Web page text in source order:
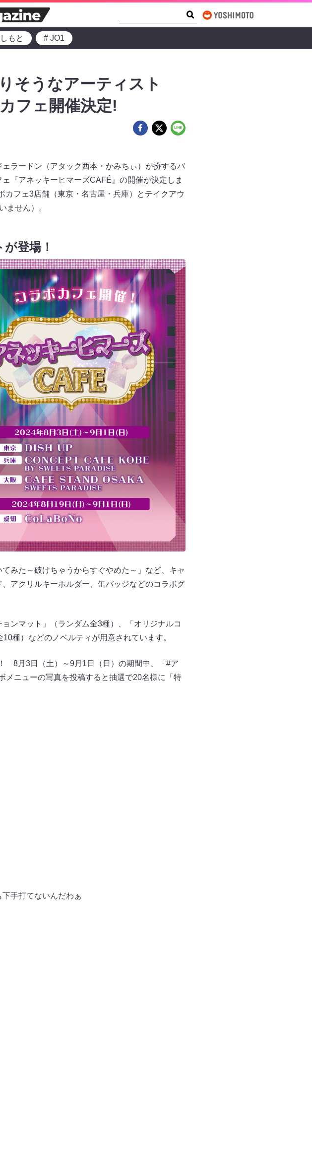
もと # JO1
そうなアーティスト
フェ開催決定!
ラードン（アタック西本・かみちぃ）が扮するバ
『アネッキーヒマーズCAFÉ』の開催が決定しま
フェ3店舗（東京・名古屋・兵庫）とテイクアウ
ません）。
登場！
みた～破けちゃうからすぐやめた～」など、キャ
アクリルキーホルダー、缶バッジなどのコラボグ
ンマット」（ランダム全3種）、「オリジナルコ
種）などのノベルティが用意されています。
8月3日（土）～9月1日（日）の期間中、「#ア
メニューの写真を投稿すると抽選で20名様に「特
手打てないんだわぁ